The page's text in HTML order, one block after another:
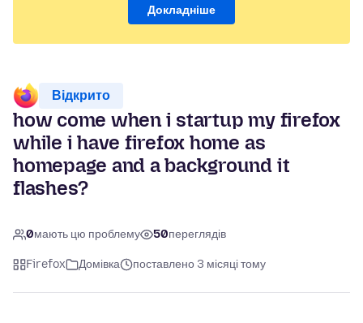
Докладніше
Відкрито
how come when i startup my firefox
while i have firefox home as
homepage and a background it
flashes?
0мають цю проблему 50переглядів
Firefox Домівка поставлено 3 місяці тому